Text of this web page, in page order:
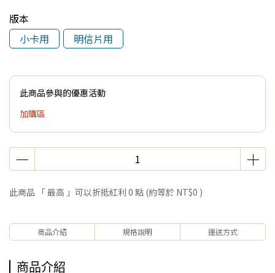
版本
小卡用
明信片用
此商品參與的優惠活動
加購區
此商品 「 最高 」可以折抵紅利 0 點 (約等於 NT$0 )
商品介紹 規格說明 運送方式
商品介紹